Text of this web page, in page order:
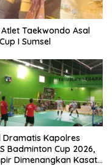
Taekwondo Asal
I Sumsel
Dramatis Kapolres
Badminton Cup 2026,
Dimenangkan Kasat